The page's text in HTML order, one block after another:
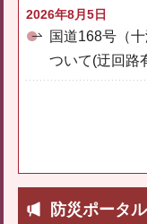
2026年8月5日
国道168号（
ついて(迂回路
防災ポータル